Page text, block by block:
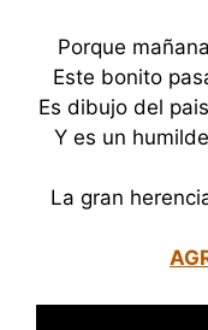
Porque
Este bonito
Es dibujo del
Y es un
La gran